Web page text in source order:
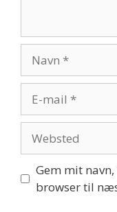
mail
Gem mit
browser til